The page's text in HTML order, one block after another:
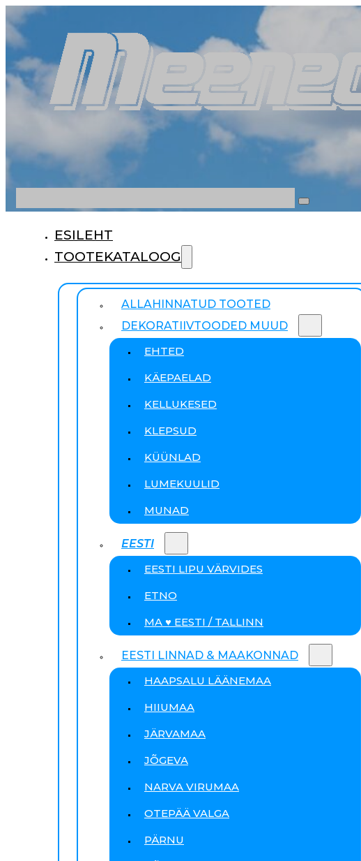
ESILEHT
TOOTEKATALOOG
ALLAHINNATUD TOOTED
DEKORATIIVTOODED MUUD
EHTED
KÄEPAELAD
KELLUKESED
KLEPSUD
KÜÜNLAD
LUMEKUULID
MUNAD
EESTI
EESTI LIPU VÄRVIDES
ETNO
MA ♥ EESTI / TALLINN
EESTI LINNAD & MAAKONNAD
HAAPSALU LÄÄNEMAA
HIIUMAA
JÄRVAMAA
JÕGEVA
NARVA VIRUMAA
OTEPÄÄ VALGA
PÄRNU